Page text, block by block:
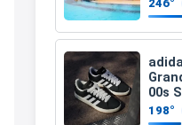
inkl.
p.P.
246°
00s
198°
↩
Och siche